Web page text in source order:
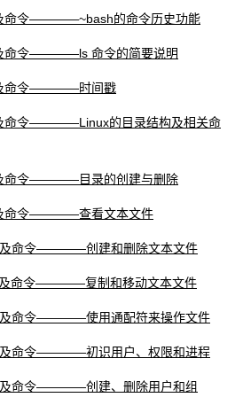
命令――――~bash的命令历史功能
命令――――ls 命令的简要说明
命令――――时间戳
命令――――Linux的目录结构及相关命
命令――――目录的创建与删除
命令――――查看文本文件
及命令――――创建和删除文本文件
及命令――――复制和移动文本文件
及命令――――使用通配符来操作文件
及命令――――初识用户、权限和进程
及命令――――创建、删除用户和组